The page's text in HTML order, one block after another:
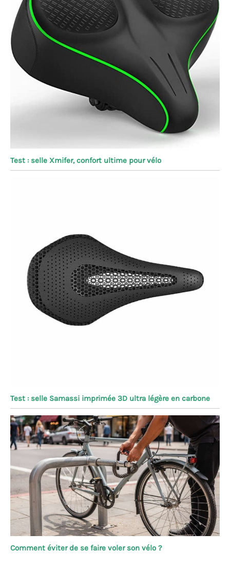
Test : selle Xmifer, confort ultime pour vélo
Test : selle Samassi imprimée 3D ultra légère en carbone
Comment éviter de se faire voler son vélo ?